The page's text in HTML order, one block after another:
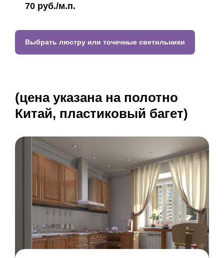
70 руб./м.п.
Выбрать люстру или точечные светильники
(цена указана на полотно
Китай, пластиковый багет)